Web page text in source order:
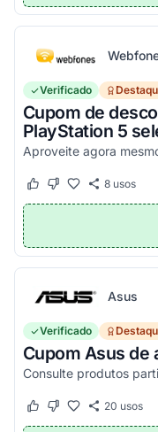
Verificado
Cupom de
PlayStation 5
Aproveite agora
Este cupom funcionou
Este cupom não
8usos
Asus
Verificado
Cupom Asus de
Este cupom funcionou
Este cupom não
20 usos